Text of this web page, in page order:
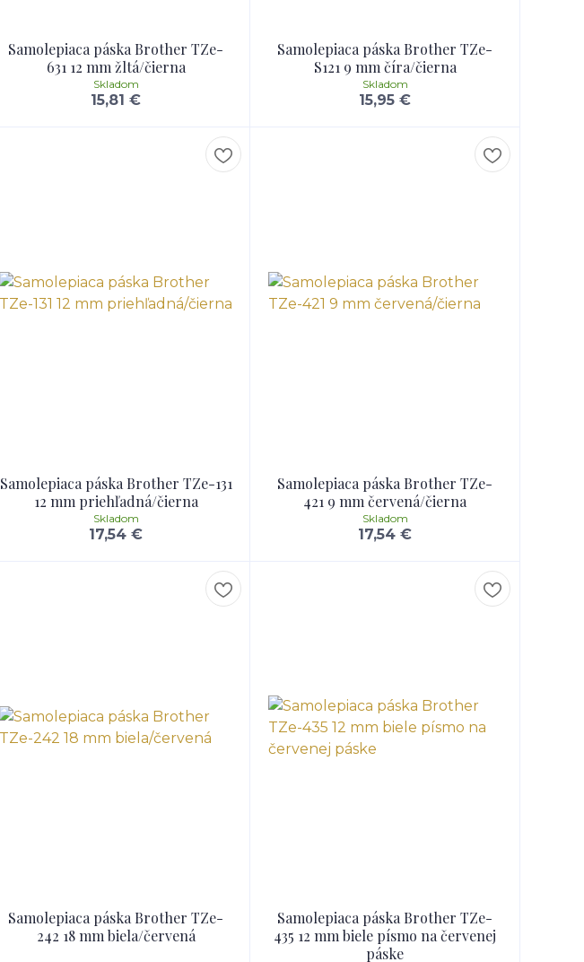
Samolepiaca páska Brother TZe-
631 12 mm žltá/čierna
15,81 €
Skladom
Samolepiaca páska Brother TZe-
S121 9 mm číra/čierna
15,95 €
Skladom
Samolepiaca páska Brother TZe-131
12 mm priehľadná/čierna
17,54 €
Skladom
Samolepiaca páska Brother TZe-
421 9 mm červená/čierna
17,54 €
Skladom
Samolepiaca páska Brother TZe-
242 18 mm biela/červená
Samolepiaca páska Brother TZe-
435 12 mm biele písmo na červenej
páske